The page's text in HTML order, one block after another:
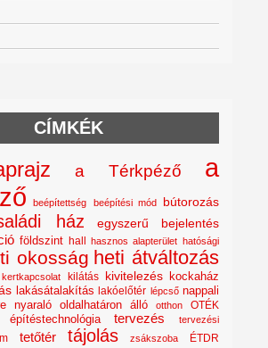
CÍMKÉK
a Térkpéző
a
beépítettség beépítési mód bútorozás
ház egyszerű bejelentés
földszint hall hasznos alapterület hatósági
okosság heti átváltozás
kertkapcsolat kilátás kivitelezés kockaház
lakásátalakítás lakóelőtér lépcső nappali
nyaraló oldalhatáron álló otthon OTÉK
építéstechnológia tervezés
tervezési
tetőtér tájolás zsákszoba ÉTDR